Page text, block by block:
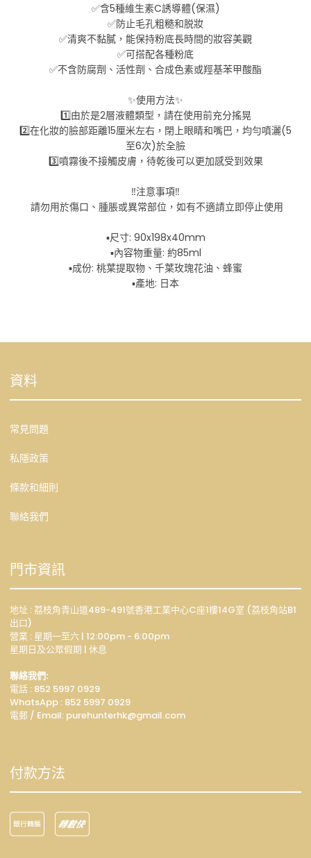
✅含5種維生素C誘導體(保濕)
✅防止毛孔粗糙和脱妝
✅清爽不黏膩，能保持粉底長時間的妝容美觀
✅可搭配各種粉底
✅不含防腐劑、活性劑、合成色素或羥基苯甲酸酯
✨使用方法✨
1️⃣由於是2層液體類型，請在使用前充分搖晃
2️⃣在化妝的臉部距離15厘米左右，閉上眼睛和嘴巴，均勻噴灑(5
至6次)於全臉
3️⃣噴霧後不接觸皮膚，待乾後可以更加感受到效果
‼️注意事項‼️
請勿用於傷口、腫脹或異常部位，如有不適請立即停止使用
▪️尺寸: 90x198x40mm
▪️內容物重量: 約85ml
▪️成份: 桃葉提取物、千葉玫瑰花油、蜂蜜
▪️產地: 日本
資料
常見問題
私隱政策
條款和細則
聯絡我們
門市資訊
地址 : 荔枝角青山道489-491號香港工業中心C座1樓14G室 (荔枝角站B1
出口)
營業 : 星期一至六 | 12:00pm - 6:00pm
星期日及公眾假期 | 休息
聯絡我們:
電話 : 852 5997 0929
WhatsApp : 852 5997 0929
電郵 / Email: purehunterhk@gmail.com
付款方法